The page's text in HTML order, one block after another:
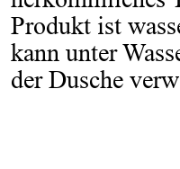
Produkt ist
kann unter
der Dusche